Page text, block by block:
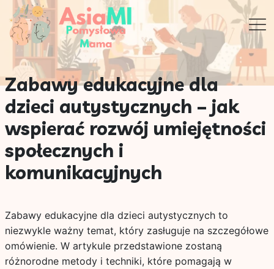
Zabawy edukacyjne dla
dzieci autystycznych – jak
wspierać rozwój umiejętności
społecznych i
komunikacyjnych
Zabawy edukacyjne dla dzieci autystycznych to
niezwykle ważny temat, który zasługuje na szczegółowe
omówienie. W artykule przedstawione zostaną
różnorodne metody i techniki, które pomagają w